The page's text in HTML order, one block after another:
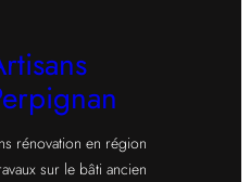
rénovation en région
sur le bâti ancien